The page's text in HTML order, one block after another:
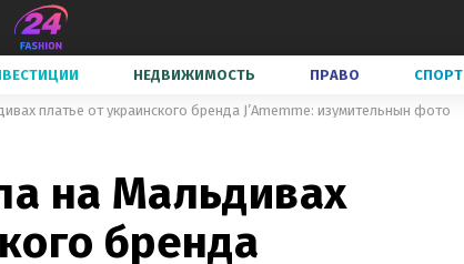
НЕДВИЖИМОСТЬ ПРАВО СПОРТ
платье от украинского бренда J’Amemme: изумительнын фото
на Мальдивах
бренда